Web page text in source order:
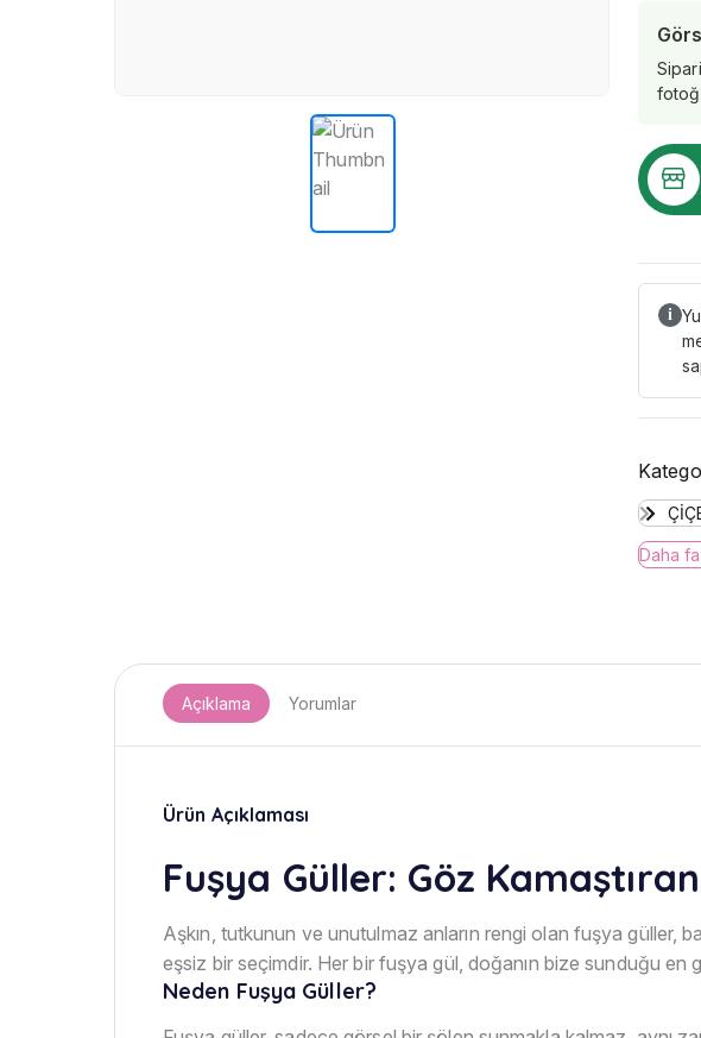
i
Daha
Açıklama Yorumlar
Ürün Açıklaması
Fuşya Güller: Göz
Aşkın, tutkunun ve unutulmaz anların rengi olan fuşya güller,
eşsiz bir seçimdir. Her bir fuşya gül, doğanın bize sunduğu en
Neden Fuşya Güller?